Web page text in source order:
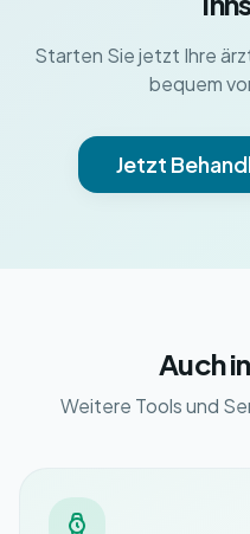
Starten Sie jetzt Ihre
bequem
Jetzt
Auch
Weitere Tools und